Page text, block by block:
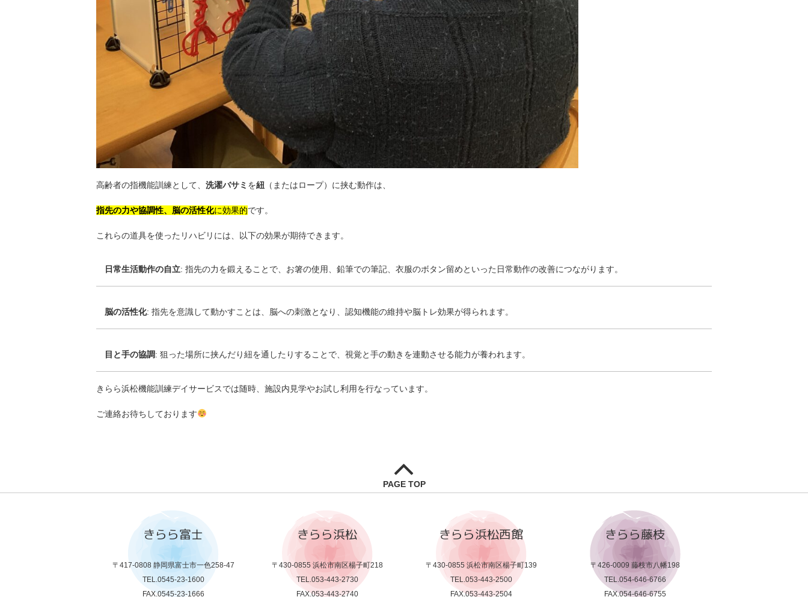
高齢者の指機能訓練として、 洗濯バサミ を紐 （またはロープ）に挟む動作は、
指先の力や協調性、脳の活性化に効果的です。
これらの道具を使ったリハビリには、以下の効果が期待できます。
日常生活動作の自立: 指先の力を鍛えることで、お箸の使用、鉛筆での筆記、衣服のボタン留めといった日常動作の改善につながります。
脳の活性化: 指先を意識して動かすことは、脳への刺激となり、認知機能の維持や脳トレ効果が得られます。
目と手の協調: 狙った場所に挟んだり紐を通したりすることで、視覚と手の動きを連動させる能力が養われます。
きらら浜松機能訓練デイサービスでは随時、施設内見学やお試し利用を行なっています。
ご連絡お待ちしております
PAGE TOP
きらら富士
〒417-0808 静岡県富士市一色258-47
TEL.0545-23-1600
FAX.0545-23-1666
きらら浜松
〒430-0855 浜松市南区楊子町218
TEL.053-443-2730
FAX.053-443-2740
きらら浜松西館
〒430-0855 浜松市南区楊子町139
TEL.053-443-2500
FAX.053-443-2504
きらら藤枝
〒426-0009 藤枝市八幡198
TEL.054-646-6766
FAX.054-646-6755